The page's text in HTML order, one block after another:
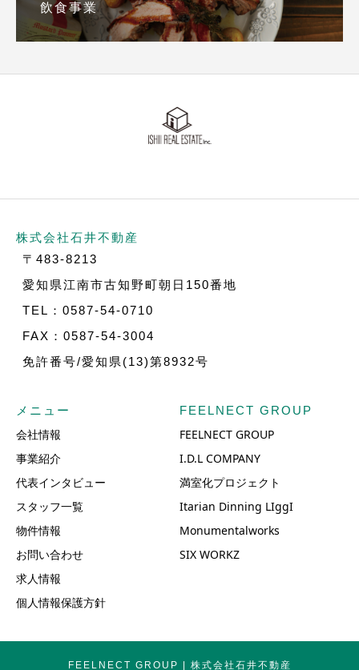
飲食事業
株式会社石井不動産
〒483-8213
愛知県江南市古知野町朝日150番地
TEL：0587-54-0710
FAX：0587-54-3004
免許番号/愛知県(13)第8932号
メニュー
会社情報
事業紹介
代表インタビュー
スタッフ一覧
物件情報
お問い合わせ
求人情報
個人情報保護方針
FEELNECT GROUP
FEELNECT GROUP
I.D.L COMPANY
満室化プロジェクト
Itarian Dinning LIggI
Monumentalworks
SIX WORKZ
FEELNECT GROUP | 株式会社石井不動産